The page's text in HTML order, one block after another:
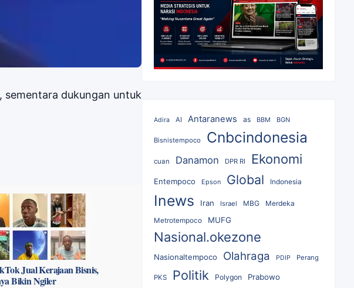
sementara dukungan untuk
Jual Kerajaan Bisnis,
Bikin Ngiler
Adira AI Antaranews as BBM BGN
Bisnistempoco Cnbcindonesia
cuan Danamon DPR RI Ekonomi
Entempoco Epson Global Indonesia
Inews Iran Israel MBG Merdeka
Metrotempoco MUFG
Nasional.okezone
Nasionaltempoco Olahraga PDIP Perang
PKS Politik Polygon Prabowo